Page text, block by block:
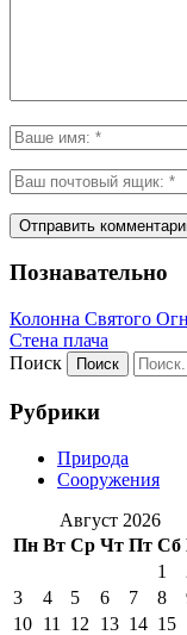
Познавательно
Колонна Святого
Стена плача
Поиск
Рубрики
Природа
Сооружения
Август 2026
Пн Вт Ср Чт Пт Сб
1
3
4 5 6 7 8
10 11 12 13 14 15